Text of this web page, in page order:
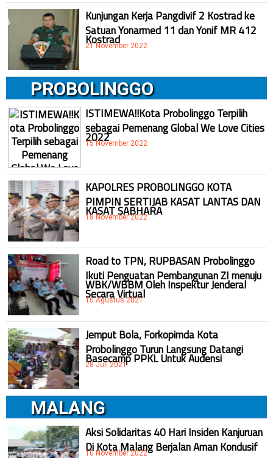
Kunjungan Kerja Pangdivif 2 Kostrad ke
Satuan Yonarmed 11 dan Yonif MR 412
Kostrad
21 November 2022
PROBOLINGGO
ISTIMEWA!!Kota Probolinggo Terpilih
sebagai Pemenang Global We Love Cities
2022
15 November 2022
KAPOLRES PROBOLINGGO KOTA
PIMPIN SERTIJAB KASAT LANTAS DAN
KASAT SABHARA
18 November 2022
Road to TPN, RUPBASAN Probolinggo
Ikuti Penguatan Pembangunan ZI menuju
WBK/WBBM Oleh Inspektur Jenderal
Secara Virtual
10 Agustus 2021
Jemput Bola, Forkopimda Kota
Probolinggo Turun Langsung Datangi
Basecamp PPKL Untuk Audensi
28 Juli 2021
MALANG
Aksi Solidaritas 40 Hari Insiden Kanjuruan
Di Kota Malang Berjalan Aman Kondusif
10 November 2022